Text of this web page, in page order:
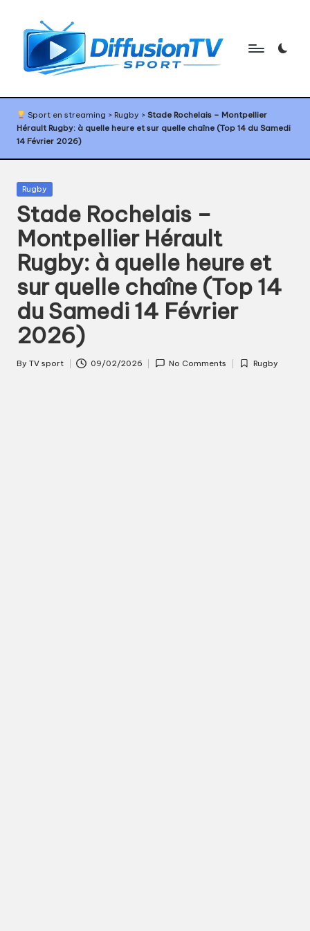
content
D
if
f
u
s
i
o
n
T
V
s
p
sport,
agenda
TV
sport,
calendrier
sport
Sport en streaming > Rugby > Stade Rochelais – Montpellier
Hérault Rugby: à quelle heure et sur quelle chaîne (Top 14 du Samedi
14 Février 2026)
Posted
Rugby
Stade Rochelais –
Montpellier Hérault
Rugby: à quelle heure et
sur quelle chaîne (Top 14
du Samedi 14 Février
2026)
Posted
By TV sport 09/02/2026 No Comments
Posted
Rugby